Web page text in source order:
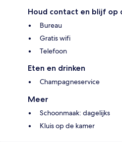
Houd contact en blijf op
Bureau
Gratis wifi
Telefoon
Eten en drinken
Champagneservice
Meer
Schoonmaak: dagelijks
Kluis op de kamer